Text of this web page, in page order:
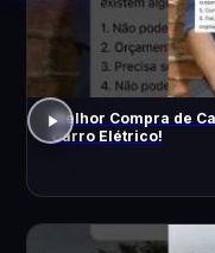
Melhor Compra de
Carro Elétrico!